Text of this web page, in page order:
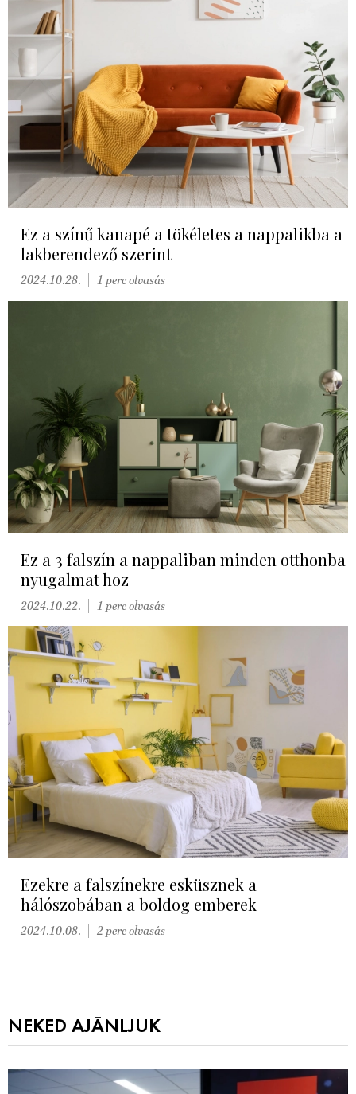
Ez a színű kanapé a tökéletes a nappalikba a
lakberendező szerint
2024.10.28. 1 perc olvasás
Ez a 3 falszín a nappaliban minden otthonba
nyugalmat hoz
2024.10.22. 1 perc olvasás
Ezekre a falszínekre esküsznek a
hálószobában a boldog emberek
2024.10.08. 2 perc olvasás
NEKED AJÁNLJUK